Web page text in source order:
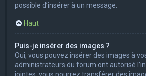
possible d’insérer à un message.
Haut
Puis-je insérer des images ?
Oui, vous pouvez insérer des images à
administrateurs du forum ont autorisé
jointes, vous pourrez transférer des